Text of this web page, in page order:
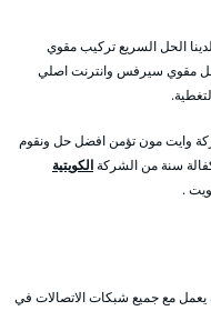
الحل السريع تركيب مقوي
مقوي سيرفس وانترنت اصلي
وايت مون تؤمن افضل حل ونقوم
سنة من الشركةالكويتية
.
مع جميع شبكات الاتصالات في